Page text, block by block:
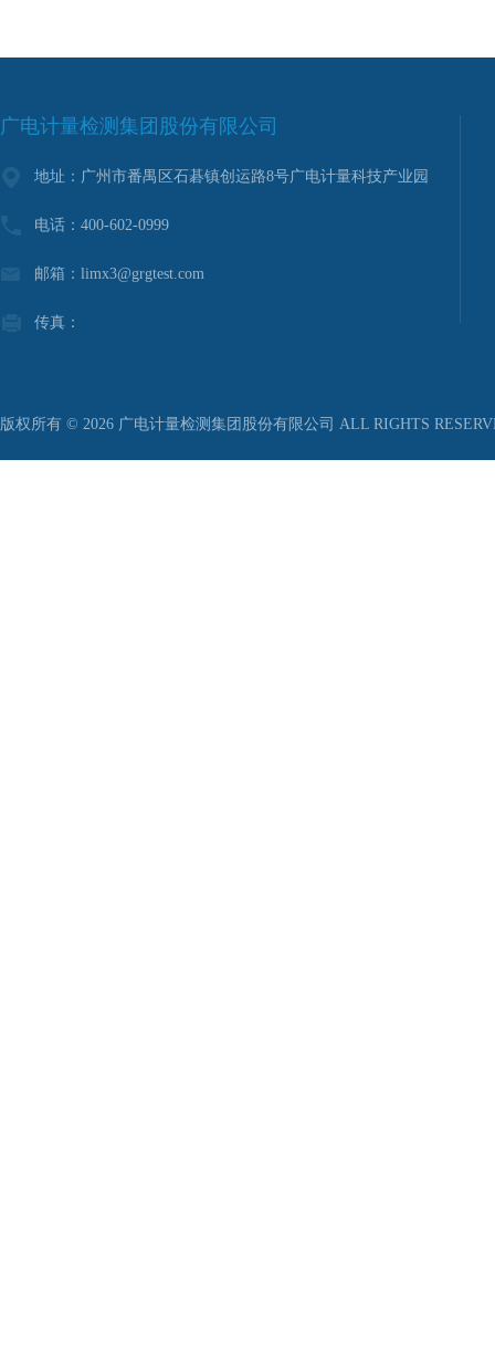
广电计量检测集团股份有限公司
地址：广州市番禺区石碁镇创运路8号广电计量科技产业园
电话：400-602-0999
邮箱：limx3@grgtest.com
传真：
版权所有 © 2026 广电计量检测集团股份有限公司 ALL RIGHTS